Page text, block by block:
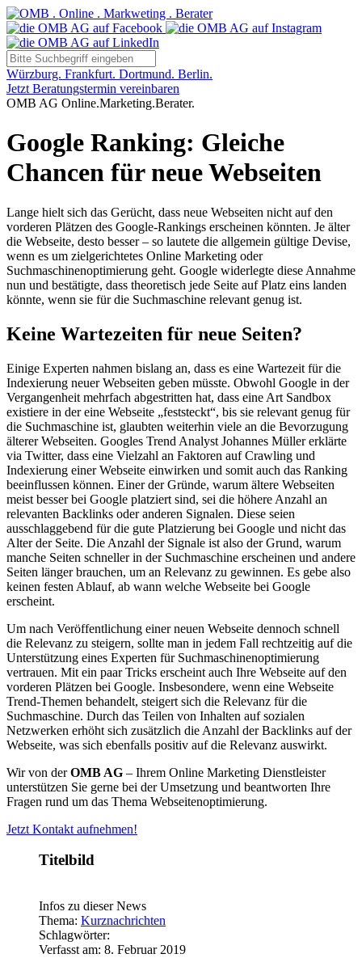
Würzburg. Frankfurt. Dortmund. Berlin.
Jetzt Beratungstermin vereinbaren
OMB AG Online.Marketing.Berater.
Google Ranking: Gleiche
Chancen für neue Webseiten
Lange hielt sich das Gerücht, dass neue Webseiten nicht auf den
vorderen Plätzen des Google-Rankings erscheinen könnten. Je älter
die Webseite, desto besser – so lautete die allgemein gültige Devise,
wenn es um zielgerichtetes Online Marketing oder
Suchmaschinenoptimierung geht. Google widerlegte diese Annahme
nun und bestätigte, dass theoretisch jede Seite auf Platz eins landen
könnte, wenn sie für die Suchmaschine relevant genug ist.
Keine Wartezeiten für neue Seiten?
Einige Experten nahmen bislang an, dass es eine Wartezeit für die
Indexierung neuer Webseiten geben müsste. Obwohl Google in der
Vergangenheit mehrfach abgestritten hat, dass eine Art Sandbox
existiere in der eine Webseite „feststeckt“, bis sie relevant genug für
die Suchmaschine ist, glaubten weiterhin viele an die Bevorzugung
älterer Webseiten. Googles Trend Analyst Johannes Müller erklärte
via Twitter, dass eine Vielzahl an Faktoren auf Crawling und
Indexierung einer Webseite einwirken und somit auch das Ranking
beeinflussen können. Einer der Gründe, warum ältere Webseiten
meist besser bei Google platziert sind, sei die höhere Anzahl an
relevanten Backlinks oder anderen Signalen. Diese seien
ausschlaggebend für die gute Platzierung bei Google und nicht das
Alter der Seite. Die Anzahl der Signale ist also der Grund, warum
manche Seiten schneller in der Suchmaschine erscheinen und andere
Seiten länger brauchen, um an Relevanz zu gewinnen. Es gebe also
keinen festen Ablauf, ab wann welche Webseite bei Google
erscheint.
Um nach Veröffentlichung einer neuen Webseite dennoch schnell
die Relevanz zu steigern, sollte man in jedem Fall rechtzeitig auf die
Unterstützung eines Experten für Suchmaschinenoptimierung
vertrauen. Mit ein paar Tricks erscheint auch Ihre Webseite auf den
vorderen Plätzen bei Google. Insbesondere, wenn eine Webseite
Trend-Themen behandelt, steigert sich die Relevanz für die
Suchmaschine. Durch das Teilen von Inhalten auf sozialen
Netzwerken erhöht sich zusätzlich die Anzahl der Backlinks auf der
Webseite, was sich ebenfalls positiv auf die Relevanz auswirkt.
Wir von derOMB AG – Ihrem Online Marketing Dienstleister
unterstützen Sie gerne bei der Umsetzung und beantworten Ihre
Fragen rund um das Thema Webseitenoptimierung.
Jetzt Kontakt aufnehmen!
Titelbild
Infos zu dieser News
Thema: Kurznachrichten
Schlagwörter:
Verfasst am: 8. Februar 2019